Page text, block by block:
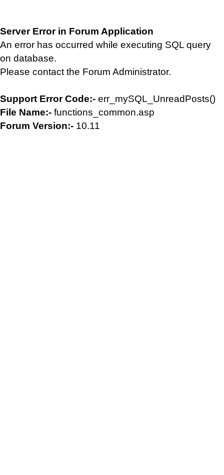
Server Error in Forum Application
An error has occurred while executing SQL query
on database.
Please contact the Forum Administrator.
Support Error Code:- err_mySQL_UnreadPosts()
File Name:- functions_common.asp
Forum Version:- 10.11